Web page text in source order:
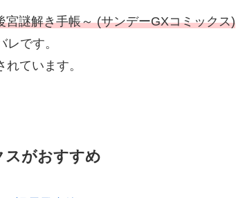
宮謎解き手帳～ (サンデーGXコミックス)
です。
ています。
スがおすすめ